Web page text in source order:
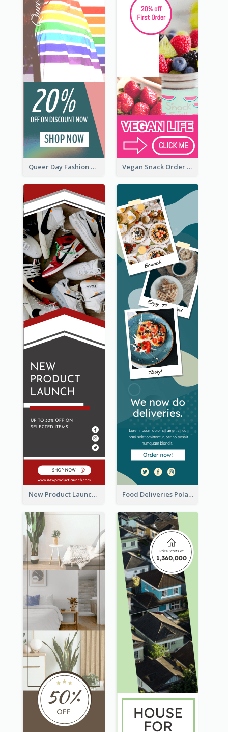
Queer Day Fashion Wide Skyscraper Banner Vegan Snack Order Wide Skyscraper Banner
New Product Launch Promotion Wide Skyscraper Banner Food Deliveries Polaroid Photos Wide Skyscraper Banner